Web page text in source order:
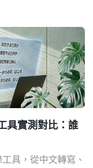
具實測對比：誰
具，從中文轉寫、